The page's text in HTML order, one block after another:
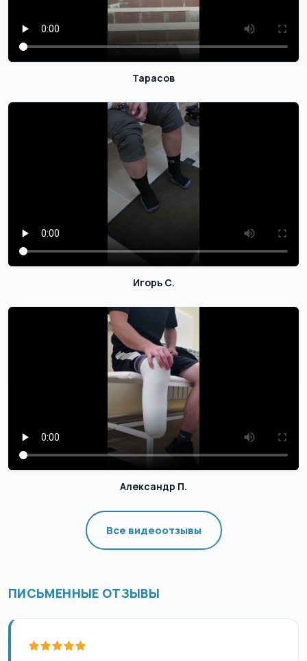
Тарасов
Игорь С.
Александр П.
Все видеоотзывы
ПИСЬМЕННЫЕ ОТЗЫВЫ